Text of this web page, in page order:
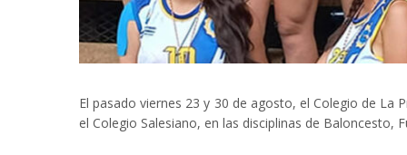
El pasado viernes 23 y 30 de agosto, el Colegio de
el Colegio Salesiano, en las disciplinas de Baloncesto,